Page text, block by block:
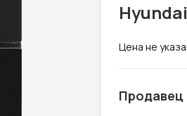
Цена не
Продавец